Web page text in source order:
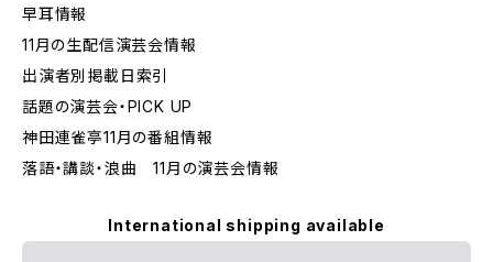
早耳情報
11月の生配信演芸会情報
出演者別掲載日索引
話題の演芸会・PICK UP
神田連雀亭11月の番組情報
落語・講談・浪曲 11月の演芸会情報
International shipping available